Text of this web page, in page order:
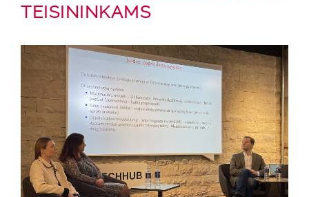
TEISININKAMS